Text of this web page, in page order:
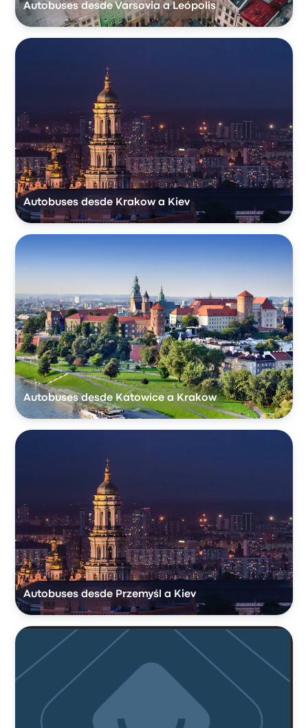
Autobuses desde Varsovia a Leópolis
Autobuses desde Krakow a Kiev
Autobuses desde Katowice a Krakow
Autobuses desde Przemyśl a Kiev